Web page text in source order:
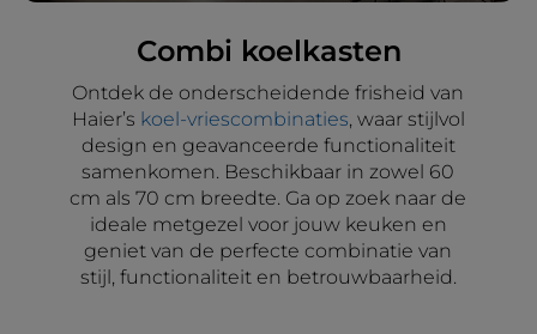
Combi koelkasten
Ontdek de onderscheidende frisheid van
Haier’s koel-vriescombinaties , waar stijlvol
design en geavanceerde functionaliteit
samenkomen. Beschikbaar in zowel 60
cm als 70 cm breedte. Ga op zoek naar de
ideale metgezel voor jouw keuken en
geniet van de perfecte combinatie van
stijl, functionaliteit en betrouwbaarheid.